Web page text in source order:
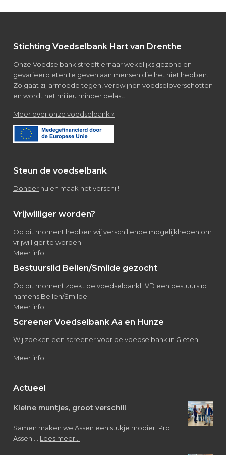
leerlingen
Footer
Stichting Voedselbank Hart van Drenthe
Onze Voedselbank streeft ernaar wekelijks gezond en
gevarieerd eten te geven aan mensen die het niet hebben.
Zo gaat zij armoede tegen, verdwijnen voedseloverschotten
en wordt het milieu minder belast.
Meer over onze voedselbank »about
Steun de voedselbank
Doneer nu en maak het verschil!
Vrijwilliger worden?
Op dit moment hebben wij verschillende mogelijkheden om
vrijwilliger te worden.
Meer info
Bestuurslid Beilen/Smilde gezocht
Op dit moment zoekt de voedselbankHVD een bestuurslid
namens Beilen/Smilde.
Meer info
Screener Voedselbank Aa en Hunze
Wij zoeken een screener voor de voedselbank in Gieten.
Meer info
Actueel
Kleine muntjes, groot verschil!
Samen maken we Assen een stukje mooier. Pro
Assen … Lees meer...